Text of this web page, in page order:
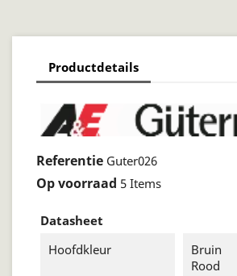
Productdetails
Referentie Guter026
Op voorraad 5 Items
Datasheet
Hoofdkleur
Bruin
Rood